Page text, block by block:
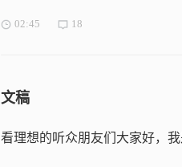
02:45 18
文稿
看理想的听众朋友们大家好，我